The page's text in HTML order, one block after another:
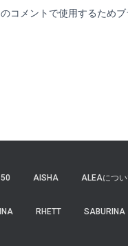
コメントで使用するため
AISHA ALEAにつ
RHETT SABURINA